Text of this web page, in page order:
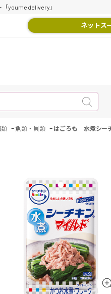
youme delivery」
ネットス
-魚類・貝類 - はごろも 水煮シー